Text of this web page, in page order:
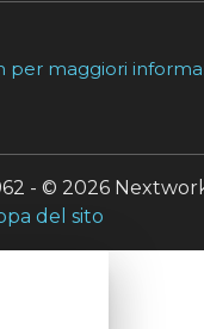
per maggiori
- © 2026
del sito